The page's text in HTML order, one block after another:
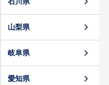
山梨県
岐阜県
愛知県